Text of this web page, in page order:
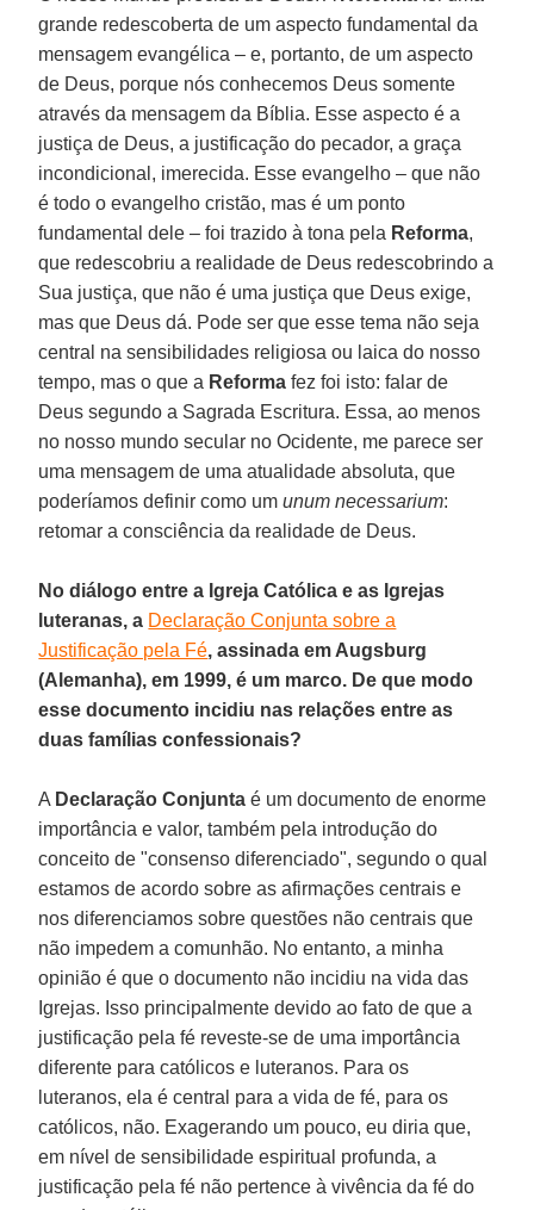
grande redescoberta de um aspecto fundamental da
mensagem evangélica – e, portanto, de um aspecto
de Deus, porque nós conhecemos Deus somente
através da mensagem da Bíblia. Esse aspecto é a
justiça de Deus, a justificação do pecador, a graça
incondicional, imerecida. Esse evangelho – que não
é todo o evangelho cristão, mas é um ponto
fundamental dele – foi trazido à tona pela Reforma,
que redescobriu a realidade de Deus redescobrindo a
Sua justiça, que não é uma justiça que Deus exige,
mas que Deus dá. Pode ser que esse tema não seja
central na sensibilidades religiosa ou laica do nosso
tempo, mas o que a Reforma fez foi isto: falar de
Deus segundo a Sagrada Escritura. Essa, ao menos
no nosso mundo secular no Ocidente, me parece ser
uma mensagem de uma atualidade absoluta, que
poderíamos definir como umunum necessarium:
retomar a consciência da realidade de Deus.
No diálogo entre a Igreja Católica e as Igrejas
luteranas, a Declaração Conjunta sobre a
Justificação pela Fé, assinada em Augsburg
(Alemanha), em 1999, é um marco. De que modo
esse documento incidiu nas relações entre as
duas famílias confessionais?
A Declaração Conjunta é um documento de enorme
importância e valor, também pela introdução do
conceito de "consenso diferenciado", segundo o qual
estamos de acordo sobre as afirmações centrais e
nos diferenciamos sobre questões não centrais que
não impedem a comunhão. No entanto, a minha
opinião é que o documento não incidiu na vida das
Igrejas. Isso principalmente devido ao fato de que a
justificação pela fé reveste-se de uma importância
diferente para católicos e luteranos. Para os
luteranos, ela é central para a vida de fé, para os
católicos, não. Exagerando um pouco, eu diria que,
em nível de sensibilidade espiritual profunda, a
justificação pela fé não pertence à vivência da fé do